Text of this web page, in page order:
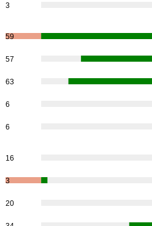
3
59
57
63
6
6
16
3
20